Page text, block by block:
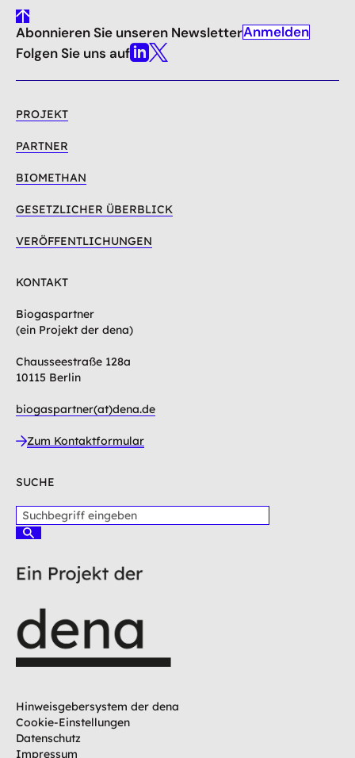
gehe
nach
oben
Abonnieren Sie unseren NewsletterAnmelden
Folgen Sie uns aufLinkedin
X
PROJEKT
PARTNER
BIOMETHAN
GESETZLICHER ÜBERBLICK
VERÖFFENTLICHUNGEN
KONTAKT
Biogaspartner
(ein Projekt der dena)
Chausseestraße 128a
10115 Berlin
biogaspartner(at)dena.de
Zum Kontaktformular
SUCHE
u
b
r
i
f
f
i
n
g
e
S
h
e
Hinweisgebersystem der dena
Cookie-Einstellungen
Datenschutz
Impressum